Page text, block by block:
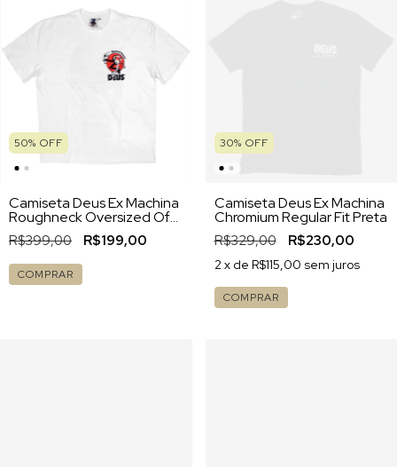
50% OFF
Camiseta Deus Ex Machina
Roughneck Oversized Off
White
R$399,00 R$199,00
COMPRAR
30% OFF
Camiseta Deus Ex Machina
Chromium Regular Fit Preta
R$329,00 R$230,00
2x de R$115,00 sem juros
COMPRAR